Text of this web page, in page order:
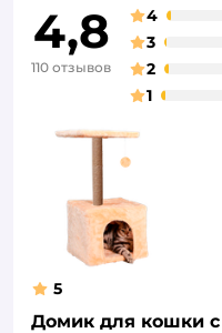
4,8
110 отзывов
4
3
2
1
5
Домик для кошки